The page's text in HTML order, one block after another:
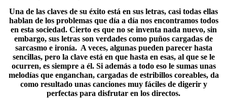
Una de las claves de su éxito está en sus letras, casi todas ellas
hablan de los problemas que día a día nos encontramos todos
en esta sociedad. Cierto es que no se inventa nada nuevo, sin
embargo, sus letras son verdades como puños cargadas de
sarcasmo e ironía. A veces, algunas pueden parecer hasta
sencillas, pero la clave está en que hasta en esas, al que se le
ocurren, es siempre a él. Si además a todo eso le sumas unas
melodías que enganchan, cargadas de estribillos coreables, da
como resultado unas canciones muy fáciles de digerir y
perfectas para disfrutar en los directos.